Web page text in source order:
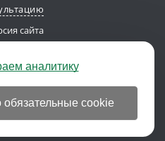
сайта
аналитику
обязательные cookie